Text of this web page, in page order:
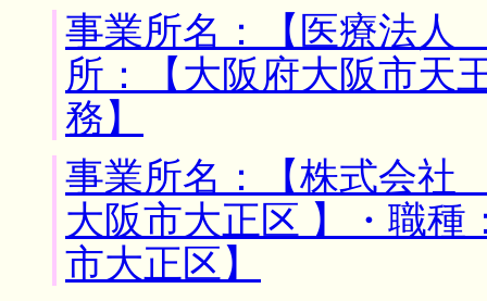
事業所名：【医療法
所：【大阪府大阪市天
務】
事業所名：【株式会
大阪市大正区 】・職種
市大正区】